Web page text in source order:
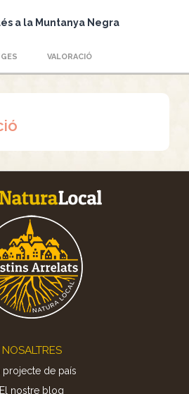
a la Muntanya Negra
VALORACIÓ
NOSALTRES
projecte de país
El nostre blog